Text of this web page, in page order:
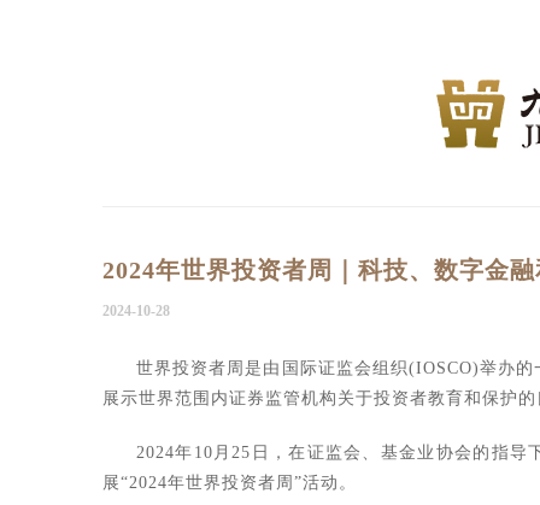
2024年世界投资者周｜科技、数字金
2024-10-28
世界投资者周是由国际证监会组织(IOSCO)举办的
展示世界范围内证券监管机构关于投资者教育和保护
2024年 10 月25 日，在证监会、基金业协会的指导
展“2024年世界投资者周”活动。